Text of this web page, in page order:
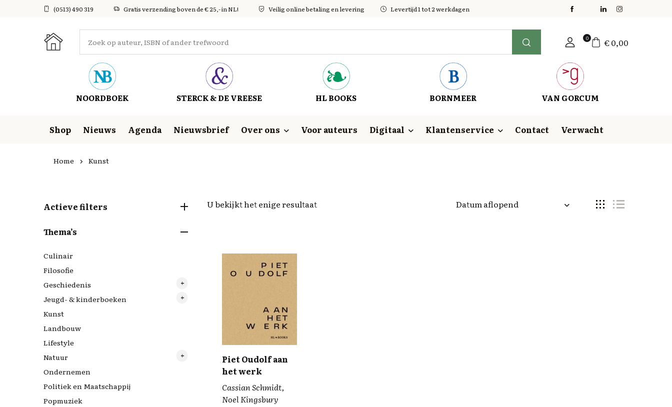
(0513) 490 319 Gratis verzending boven de € 25,- in NL! Veilig online betaling en levering Levertijd 1 tot 2 werkdagen
0 €0,00
NOORDBOEK STERCK & DE VREESE HL BOOKS BORNMEER VAN GORCUM
Shop Nieuws Agenda Nieuwsbrief Over ons Voor auteurs Digitaal Klantenservice Contact Verwacht
Home Kunst
U bekijkt het enige resultaat Datum aflopend
Piet Oudolf aan
het werk
Cassian Schmidt,
Noel Kingsbury
Actieve filters
Thema’s
Culinair
Filosofie
Geschiedenis
Archeologie
Tweede Wereldoorlog
Jeugd- & kinderboeken
Nijntjes
Kunst
Landbouw
Lifestyle
Natuur
Vogels
Ondernemen
Politiek en Maatschappij
Popmuziek